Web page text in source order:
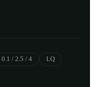
/ 2.5 / 4
LQ